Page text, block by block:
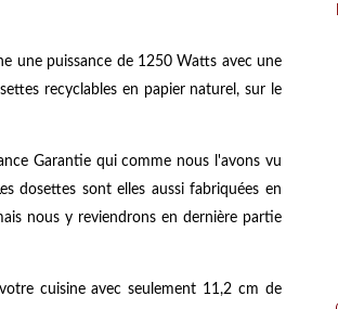
une puissance de 1250 Watts avec une
recyclables en papier naturel, sur le
Garantie qui comme nous l'avons vu
dosettes sont elles aussi fabriquées en
nous y reviendrons en dernière partie
cuisine avec seulement 11,2 cm de